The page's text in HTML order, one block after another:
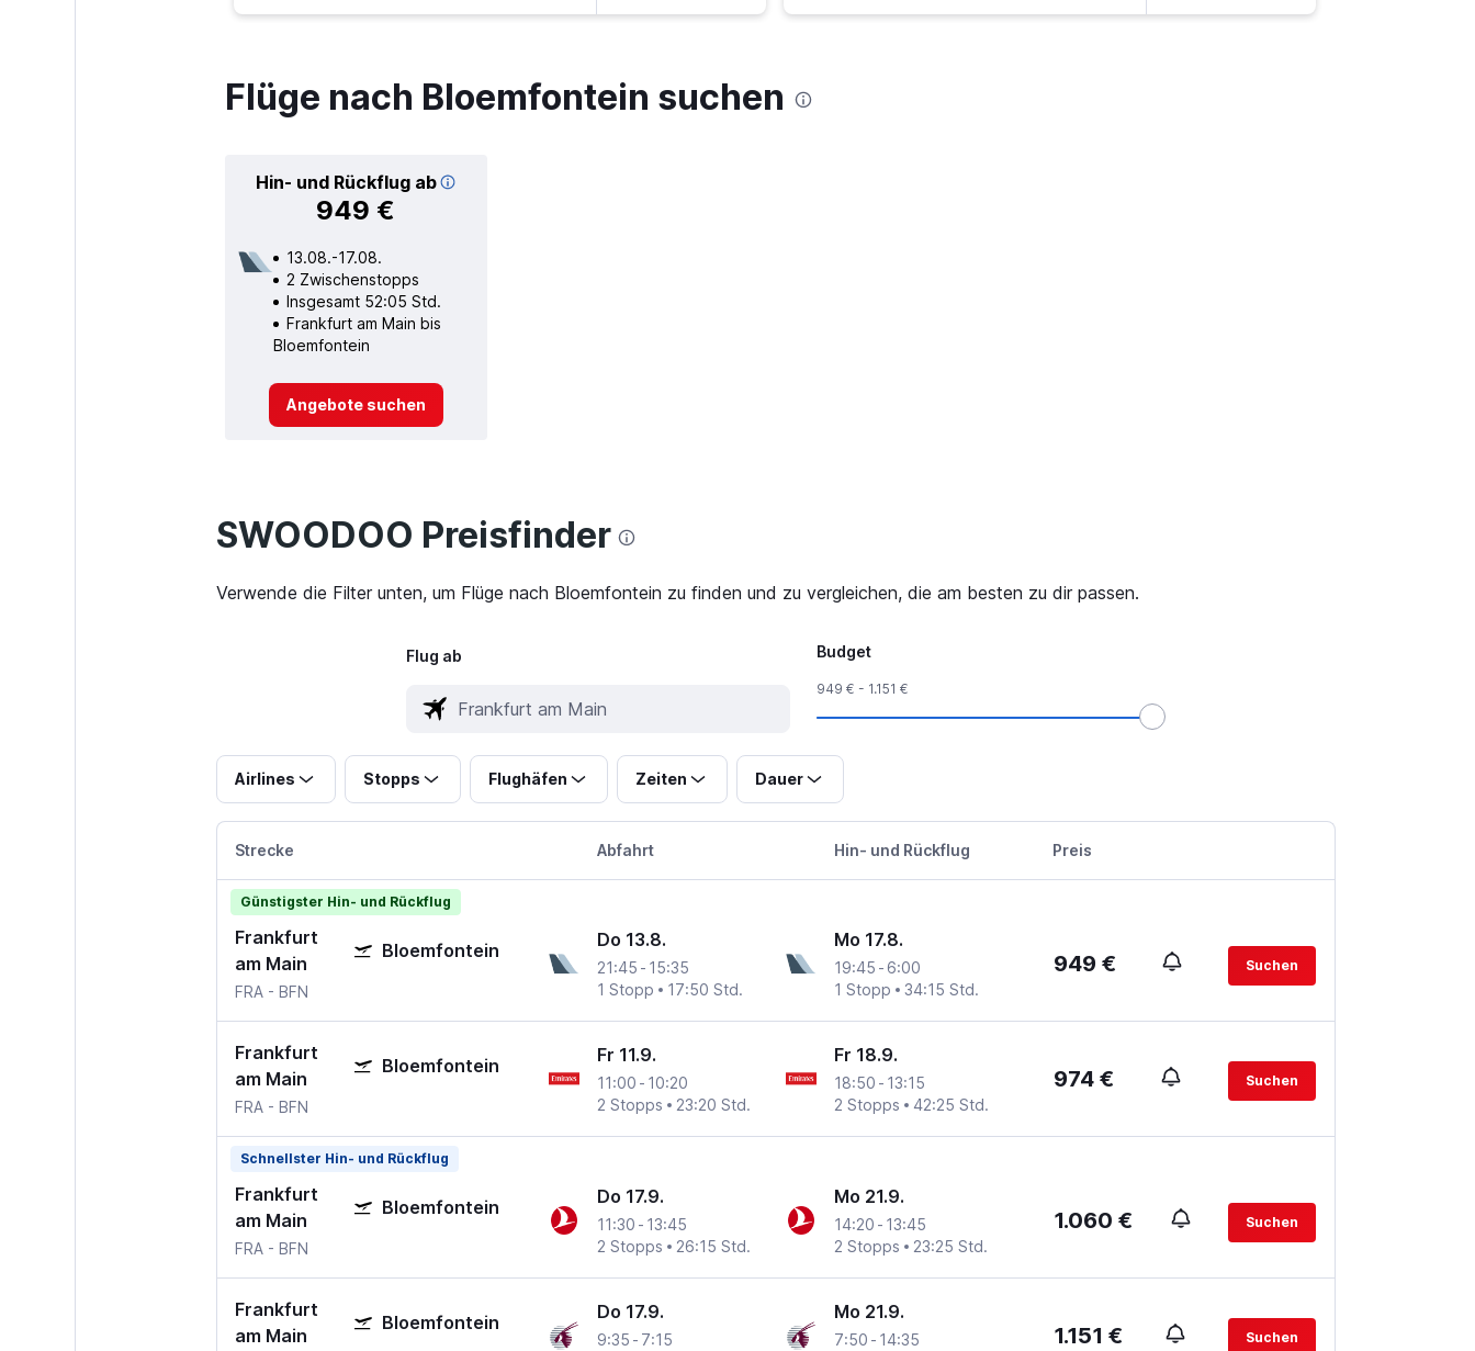
Flüge nach Bloemfontein suchen
Hin- und Rückflug ab
949 €
13.08.-17.08.
2 Zwischenstopps
Insgesamt 52:05 Std.
Frankfurt am Main bis
Bloemfontein
Angebote suchen
SWOODOO Preisfinder
Verwende die Filter unten, um Flüge nach Bloemfontein zu finden und zu vergleichen, die am besten zu dir passen.
Flug ab Budget
949 € - 1.151 €
Airlines Stopps Flughäfen Zeiten Dauer
Strecke Abfahrt Hin- und Rückflug Preis
Günstigster Hin- und Rückflug
Frankfurt
am Main
Bloemfontein
FRA- BFN
Do 13.8.
21:45 - 15:35
1 Stopp
17:50 Std.
Mo 17.8.
19:45 - 6:00
1 Stopp
34:15 Std.
949 € Suchen
Frankfurt
am Main
Bloemfontein
FRA- BFN
Fr 11.9.
11:00 - 10:20
2 Stopps
23:20 Std.
Fr 18.9.
18:50 - 13:15
2 Stopps
42:25 Std.
974 € Suchen
Schnellster Hin- und Rückflug
Frankfurt
am Main
Bloemfontein
FRA- BFN
Do 17.9.
11:30 - 13:45
2 Stopps
26:15 Std.
Mo 21.9.
14:20 - 13:45
2 Stopps
23:25 Std.
1.060 € Suchen
Frankfurt
am Main
Bloemfontein Do 17.9.
9:35 - 7:15
Mo 21.9.
7:50 - 14:35
1.151 € Suchen